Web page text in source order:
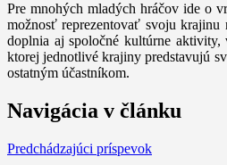
Pre mnohých mladých hráčov ide o
možnosť reprezentovať svoju krajinu
doplnia aj spoločné kultúrne aktivity,
ktorej jednotlivé krajiny predstavujú
ostatným účastníkom.
Navigácia v článku
Predchádzajúci príspevok